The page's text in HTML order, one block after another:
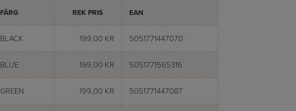
FÄRG REK PRIS EAN
BLACK 199,00 KR 5051771447070
BLUE 199,00 KR 5051771565316
GREEN 199,00 KR 5051771447087